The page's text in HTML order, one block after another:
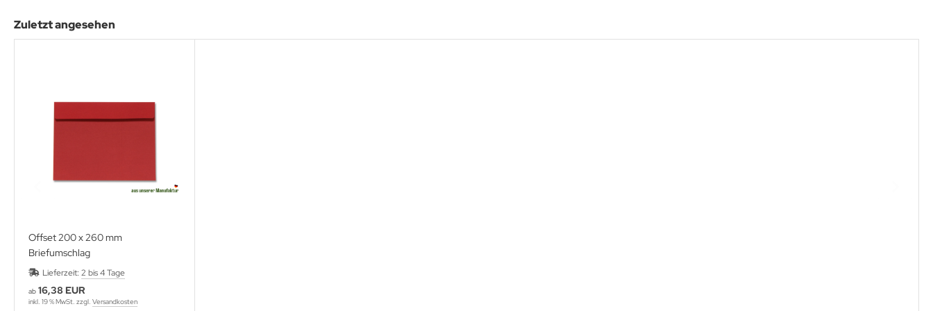
Zuletzt angesehen
Offset 200 x 260 mm
Briefumschlag
Lieferzeit: 2 bis 4 Tage
ab 16,38 EUR
inkl. 19 % MwSt. zzgl. Versandkosten